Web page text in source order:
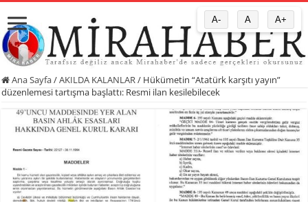
Ana Sayfa/AKILDA KALANLAR / Hükümetin “Atatürk karşıtı yayın”
düzenlemesi tartışma başlattı: Resmi ilan kesilebilecek
A- A A+